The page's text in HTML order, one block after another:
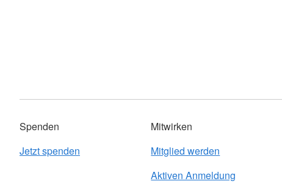
Spenden
Jetzt spenden
Mitwirken
Mitglied werden
Aktiven Anmeldung